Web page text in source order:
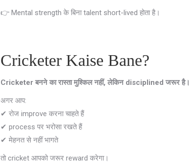
👉 Mental strength के बिना talent short-lived होता है।
Cricketer Kaise Bane?
Cricketer बनने का रास्ता मुश्किल नहीं, लेकिन disciplined जरूर है।
अगर आप:
✔ रोज improve करना चाहते हैं
✔ process पर भरोसा रखते हैं
✔ मेहनत से नहीं भागते
तो cricket आपको जरूर reward करेगा।